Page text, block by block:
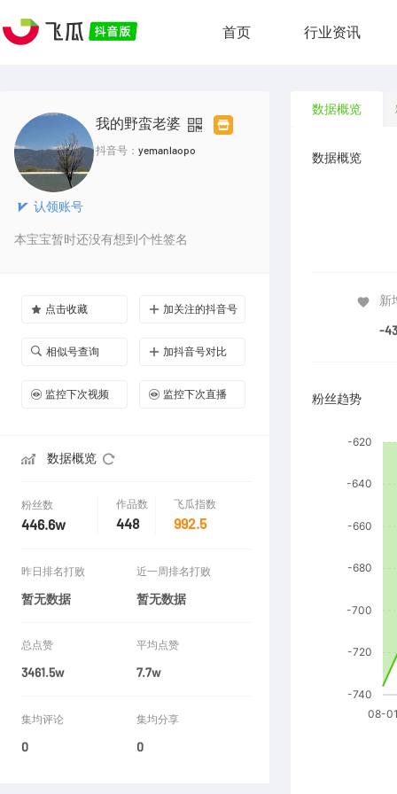
首页 行业资讯
认领账号
我的野蛮老婆
抖音号： yemanlaopo
本宝宝暂时还没有想到个性签名
点击收藏 加关注的抖音号
相似号查询 加抖音号对比
监控下次视频 监控下次直播
数据概览
粉丝数
446.6w
作品数
448
飞瓜指数
992.5
昨日排名打败
暂无数据
近一周排名打败
暂无数据
总点赞
3461.5w
平均点赞
7.7w
集均评论
0
集均分享
0
数据概览
数据概览
新
-
粉丝趋势